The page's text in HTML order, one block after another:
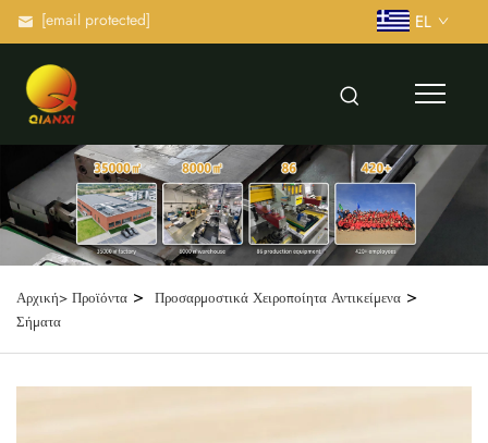
[email protected] EL
Αρχική> Προϊόντα > Προσαρμοστικά Χειροποίητα Αντικείμενα >
Σήματα